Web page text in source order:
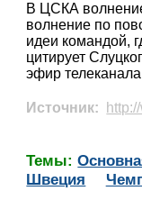
В ЦСКА волнение
волнение по
идеи командой,
цитирует
эфир
Источник:
Темы:
Швеция